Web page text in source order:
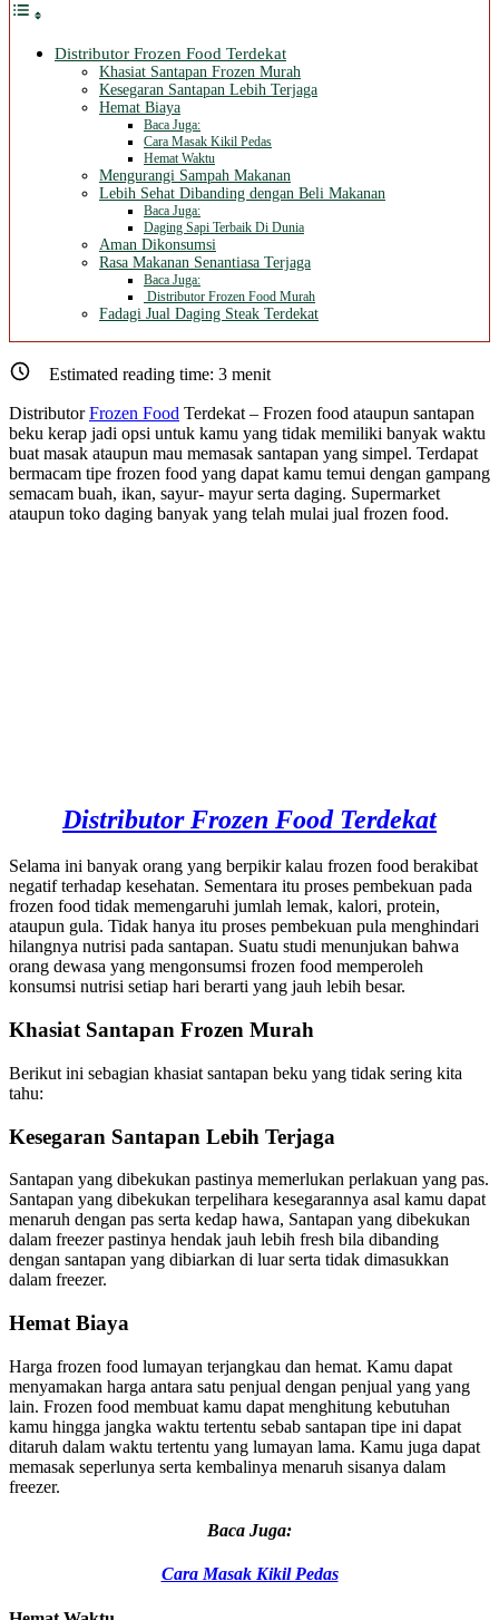
Distributor Frozen Food Terdekat
Khasiat Santapan Frozen Murah
Kesegaran Santapan Lebih Terjaga
Hemat Biaya
Baca Juga:
Cara Masak Kikil Pedas
Hemat Waktu
Mengurangi Sampah Makanan
Lebih Sehat Dibanding dengan Beli Makanan
Baca Juga:
Daging Sapi Terbaik Di Dunia
Aman Dikonsumsi
Rasa Makanan Senantiasa Terjaga
Baca Juga:
Distributor Frozen Food Murah
Fadagi Jual Daging Steak Terdekat
Estimated reading time: 3 menit
DistributorFrozen Food Terdekat – Frozen food ataupun santapan
beku kerap jadi opsi untuk kamu yang tidak memiliki banyak waktu
buat masak ataupun mau memasak santapan yang simpel. Terdapat
bermacam tipe frozen food yang dapat kamu temui dengan gampang
semacam buah, ikan, sayur- mayur serta daging. Supermarket
ataupun toko daging banyak yang telah mulai jual frozen food.
Distributor Frozen Food Terdekat
Selama ini banyak orang yang berpikir kalau frozen food berakibat
negatif terhadap kesehatan. Sementara itu proses pembekuan pada
frozen food tidak memengaruhi jumlah lemak, kalori, protein,
ataupun gula. Tidak hanya itu proses pembekuan pula menghindari
hilangnya nutrisi pada santapan. Suatu studi menunjukan bahwa
orang dewasa yang mengonsumsi frozen food memperoleh
konsumsi nutrisi setiap hari berarti yang jauh lebih besar.
Khasiat Santapan Frozen Murah
Berikut ini sebagian khasiat santapan beku yang tidak sering kita
tahu:
Kesegaran Santapan Lebih Terjaga
Santapan yang dibekukan pastinya memerlukan perlakuan yang pas.
Santapan yang dibekukan terpelihara kesegarannya asal kamu dapat
menaruh dengan pas serta kedap hawa, Santapan yang dibekukan
dalam freezer pastinya hendak jauh lebih fresh bila dibanding
dengan santapan yang dibiarkan di luar serta tidak dimasukkan
dalam freezer.
Hemat Biaya
Harga frozen food lumayan terjangkau dan hemat. Kamu dapat
menyamakan harga antara satu penjual dengan penjual yang yang
lain. Frozen food membuat kamu dapat menghitung kebutuhan
kamu hingga jangka waktu tertentu sebab santapan tipe ini dapat
ditaruh dalam waktu tertentu yang lumayan lama. Kamu juga dapat
memasak seperlunya serta kembalinya menaruh sisanya dalam
freezer.
Baca Juga:
Cara Masak Kikil Pedas